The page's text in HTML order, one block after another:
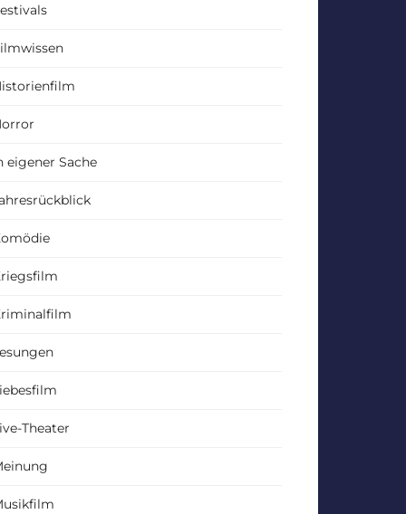
eigener Sache
Theater